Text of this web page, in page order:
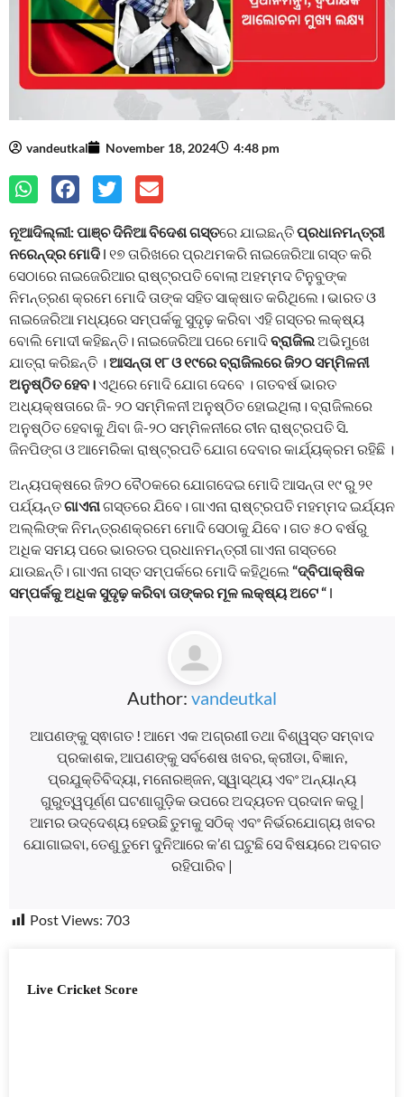
vandeutkal November 18, 2024 4:48 pm
ନୂଆଦିଲ୍ଲୀ:ପାଞ୍ଚ ଦିନିଆ ବିଦେଶ ଗସ୍ତରେ ଯାଇଛନ୍ତିପ୍ରଧାନମନ୍ତ୍ରୀ
ନରେନ୍ଦ୍ର ମୋଦି l ୧୭ ତାରିଖରେ ପ୍ରଥମକରି ନାଇଜେରିଆ ଗସ୍ତ କରି
ସେଠାରେ ନାଇଜେରିଆର ରାଷ୍ଟ୍ରପତି ବୋଲା ଅହମ୍ମଦ ଟିନୁବୁଙ୍କ
ନିମନ୍ତ୍ରଣ କ୍ରମେ ମୋଦି ତାଙ୍କ ସହିତ ସାକ୍ଷାତ କରିଥିଲେ। ଭାରତ ଓ
ନାଇଜେରିଆ ମଧ୍ୟରେ ସମ୍ପର୍କକୁ ସୁଦୃଢ଼ କରିବା ଏହି ଗସ୍ତର ଲକ୍ଷ୍ୟ
ବୋଲି ମୋଦୀ କହିଛନ୍ତି। ନାଇଜେରିଆ ପରେ ମୋଦିବ୍ରାଜିଲଅଭିମୁଖେ
ଯାତ୍ରା କରିଛନ୍ତି । ଆସନ୍ତା ୧୮ ଓ ୧୯ରେ ବ୍ରାଜିଲରେ ଜି୨୦ ସମ୍ମିଳନୀ
ଅନୁଷ୍ଠିତ ହେବ।ଏଥିରେ ମୋଦି ଯୋଗ ଦେବେ । ଗତବର୍ଷ ଭାରତ
ଅଧ୍ୟକ୍ଷତାରେ ଜି- ୨୦ ସମ୍ମିଳନୀ ଅନୁଷ୍ଠିତ ହୋଇଥିଲା। ବ୍ରାଜିଲରେ
ଅନୁଷ୍ଠିତ ହେବାକୁ ଥ‌ିବା ଜି-୨୦ ସମ୍ମିଳନୀରେ ଚୀନ ରାଷ୍ଟ୍ରପତି ସି.
ଜିନପିଙ୍ଗ ଓ ଆମେରିକା ରାଷ୍ଟ୍ରପତି ଯୋଗ ଦେବାର କାର୍ଯ୍ୟକ୍ରମ ରହିଛି ।
ଅନ୍ୟପକ୍ଷରେ ଜି୨୦ ବୈଠକରେ ଯୋଗଦେଇ ମୋଦି ଆସନ୍ତା ୧୯ ରୁ ୨୧
ପର୍ଯ୍ୟନ୍ତଗାଏନାଗସ୍ତରେ ଯିବେ। ଗାଏନା ରାଷ୍ଟ୍ରପତି ମହମ୍ମଦ ଇର୍ଯ୍ୟନ
ଅଲ୍ଲିଙ୍କ ନିମନ୍ତ୍ରଣକ୍ରମେ ମୋଦି ସେଠାକୁ ଯିବେ। ଗତ ୫୦ ବର୍ଷରୁ
ଅଧିକ ସମୟ ପରେ ଭାରତର ପ୍ରଧାନମନ୍ତ୍ରୀ ଗାଏନା ଗସ୍ତରେ
ଯାଉଛନ୍ତି। ଗାଏନା ଗସ୍ତ ସମ୍ପର୍କରେ ମୋଦି କହିଥିଲେ “ଦ୍ବିପାକ୍ଷିକ
ସମ୍ପର୍କକୁ ଅଧିକ ସୁଦୃଢ଼ କରିବା ତାଙ୍କର ମୂଳ ଲକ୍ଷ୍ୟ ଅଟେ“ l
Author: vandeutkal
ଆପଣଙ୍କୁ ସ୍ଵାଗତ ! ଆମେ ଏକ ଅଗ୍ରଣୀ ତଥା ବିଶ୍ୱସ୍ତ ସମ୍ବାଦ
ପ୍ରକାଶକ, ଆପଣଙ୍କୁ ସର୍ବଶେଷ ଖବର, କ୍ରୀଡା, ବିଜ୍ଞାନ,
ପ୍ରଯୁକ୍ତିବିଦ୍ୟା, ମନୋରଞ୍ଜନ, ସ୍ୱାସ୍ଥ୍ୟ ଏବଂ ଅନ୍ୟାନ୍ୟ
ଗୁରୁତ୍ୱପୂର୍ଣ୍ଣ ଘଟଣାଗୁଡ଼ିକ ଉପରେ ଅଦ୍ୟତନ ପ୍ରଦାନ କରୁ |
ଆମର ଉଦ୍ଦେଶ୍ୟ ହେଉଛି ତୁମକୁ ସଠିକ୍ ଏବଂ ନିର୍ଭରଯୋଗ୍ୟ ଖବର
ଯୋଗାଇବା, ତେଣୁ ତୁମେ ଦୁନିଆରେ କ’ଣ ଘଟୁଛି ସେ ବିଷୟରେ ଅବଗତ
ରହିପାରିବ |
Post Views: 703
Live Cricket Score